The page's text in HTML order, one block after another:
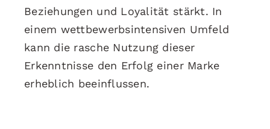
Beziehungen und Loyalität stärkt. In
einem wettbewerbsintensiven Umfeld
kann die rasche Nutzung dieser
Erkenntnisse den Erfolg einer Marke
erheblich beeinflussen.